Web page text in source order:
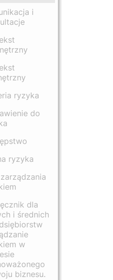
i
ryzyka
do
ryzyka
dla
i średnich
w
biznesu.